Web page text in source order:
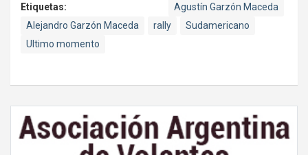
Etiquetas:
Agustín Garzón Maceda
Alejandro Garzón Maceda
rally
Sudamericano
Ultimo momento